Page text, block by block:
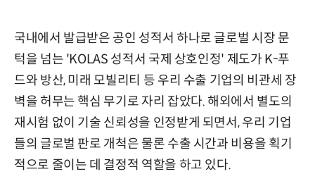
국내에서 발급받은 공인 성적서 하나로 글로벌 시장 문
턱을 넘는 'KOLAS 성적서 국제 상호인정' 제도가 K-푸
드와 방산, 미래 모빌리티 등 우리 수출 기업의 비관세 장
벽을 허무는 핵심 무기로 자리 잡았다. 해외에서 별도의
재시험 없이 기술 신뢰성을 인정받게 되면서, 우리 기업
들의 글로벌 판로 개척은 물론 수출 시간과 비용을 획기
적으로 줄이는 데 결정적 역할을 하고 있다.